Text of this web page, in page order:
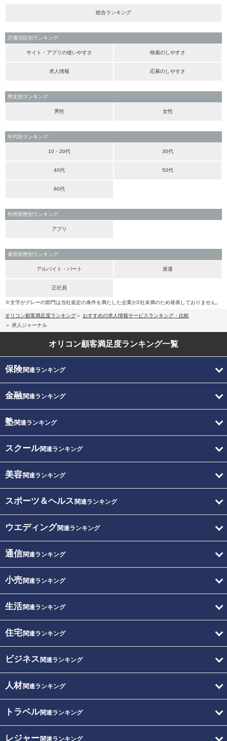
総合ランキング
評価項目別ランキング
サイト・アプリの使いやすさ 検索のしやすさ
求人情報 応募のしやすさ
男女別ランキング
男性 女性
年代別ランキング
10・20代 30代
40代 50代
60代
利用形態別ランキング
アプリ
雇用形態別ランキング
アルバイト・パート 派遣
正社員
※文字がグレーの部門は当社規定の条件を満たした企業が2社未満のため発表しておりません。
オリコン顧客満足度ランキング
おすすめの求人情報サービスランキング・比較
求人ジャーナル
オリコン顧客満足度ランキング一覧
保険関連ランキング
金融関連ランキング
塾関連ランキング
スクール関連ランキング
美容関連ランキング
スポーツ＆ヘルス 関連ランキング
ウエディング関連ランキング
通信関連ランキング
小売関連ランキング
生活関連ランキング
住宅関連ランキング
ビジネス 関連ランキング
人材関連ランキング
トラベル関連ランキング
レジャー関連ランキング